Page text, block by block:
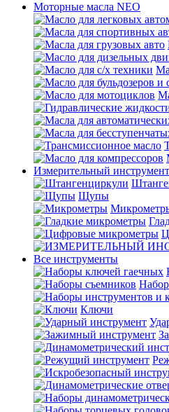
Моторные масла NEO
Измерительный
Щупы
Все инструменты
Ключи